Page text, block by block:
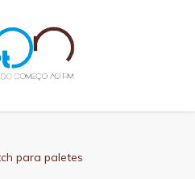
para paletes